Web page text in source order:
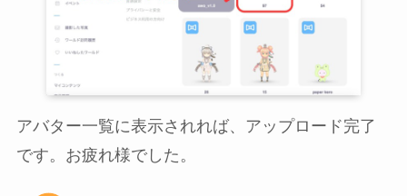
アバター一覧に表示されれば、アップロード完了
です。お疲れ様でした。